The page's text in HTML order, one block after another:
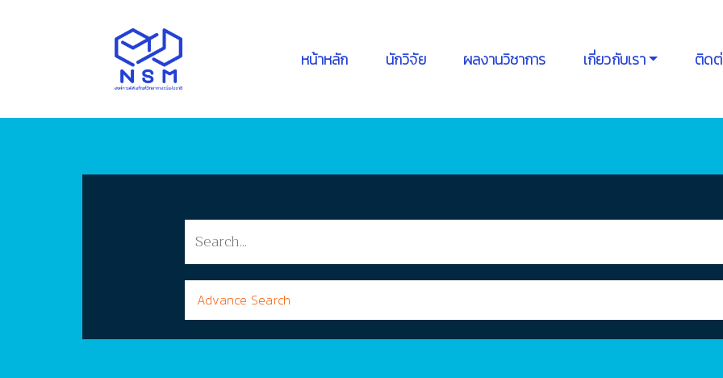
หน้าหลัก นักวิจัย ผลงานวิชาการ เกี่ยวกับเรา ติดต่
Advance Search